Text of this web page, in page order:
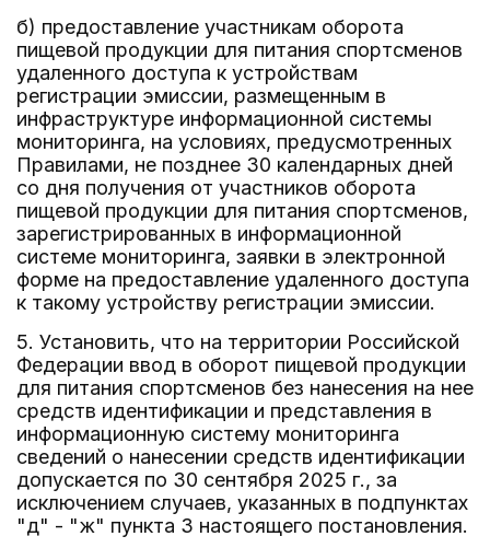
б) предоставление участникам оборота
пищевой продукции для питания спортсменов
удаленного доступа к устройствам
регистрации эмиссии, размещенным в
инфраструктуре информационной системы
мониторинга, на условиях, предусмотренных
Правилами, не позднее 30 календарных дней
со дня получения от участников оборота
пищевой продукции для питания спортсменов,
зарегистрированных в информационной
системе мониторинга, заявки в электронной
форме на предоставление удаленного доступа
к такому устройству регистрации эмиссии.
5. Установить, что на территории Российской
Федерации ввод в оборот пищевой продукции
для питания спортсменов без нанесения на нее
средств идентификации и представления в
информационную систему мониторинга
сведений о нанесении средств идентификации
допускается по 30 сентября 2025 г., за
исключением случаев, указанных в подпунктах
"д" - "ж" пункта 3 настоящего постановления.